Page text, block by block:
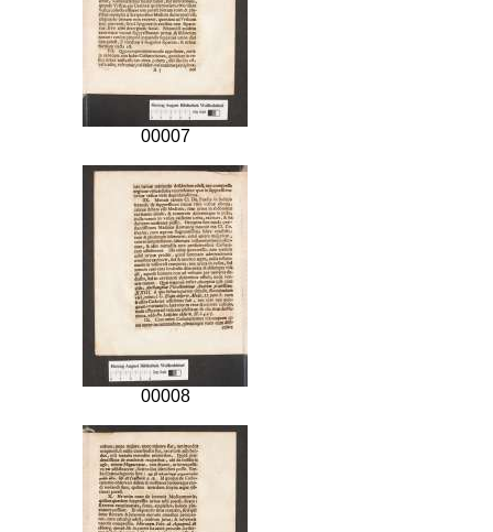
00007
00008